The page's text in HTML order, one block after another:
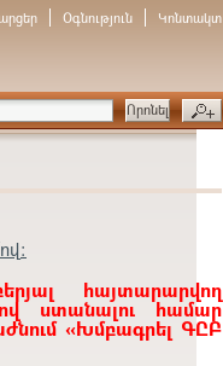
Օգնություն Կոնտակտ
հայտարարվող
ստանալու համար
«Խմբագրել ԳԸԲ